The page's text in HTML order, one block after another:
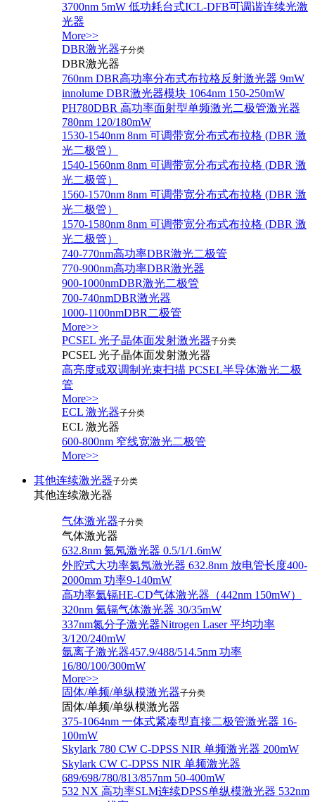
3700nm 5mW 低功耗台式ICL-DFB可调谐连续光激
光器
More>>
DBR激光器子分类
DBR激光器
760nm DBR高功率分布式布拉格反射激光器 9mW
innolume DBR激光器模块 1064nm 150-250mW
PH780DBR 高功率面射型单频激光二极管激光器
780nm 120/180mW
1530-1540nm 8nm 可调带宽分布式布拉格 (DBR 激
光二极管）
1540-1560nm 8nm 可调带宽分布式布拉格 (DBR 激
光二极管）
1560-1570nm 8nm 可调带宽分布式布拉格 (DBR 激
光二极管）
1570-1580nm 8nm 可调带宽分布式布拉格 (DBR 激
光二极管）
740-770nm高功率DBR激光二极管
770-900nm高功率DBR激光器
900-1000nmDBR激光二极管
700-740nmDBR激光器
1000-1100nmDBR二极管
More>>
PCSEL 光子晶体面发射激光器子分类
PCSEL 光子晶体面发射激光器
高亮度或双调制光束扫描 PCSEL半导体激光二极
管
More>>
ECL 激光器子分类
ECL 激光器
600-800nm 窄线宽激光二极管
More>>
其他连续激光器子分类
其他连续激光器
气体激光器子分类
气体激光器
632.8nm 氦氖激光器 0.5/1/1.6mW
外腔式大功率氦氖激光器 632.8nm 放电管长度400-
2000mm 功率9-140mW
高功率氦镉HE-CD气体激光器（442nm 150mW）
320nm 氦镉气体激光器 30/35mW
337nm氮分子激光器Nitrogen Laser 平均功率
3/120/240mW
氩离子激光器457.9/488/514.5nm 功率
16/80/100/300mW
More>>
固体/单频/单纵模激光器子分类
固体/单频/单纵模激光器
375-1064nm 一体式紧凑型直接二极管激光器 16-
100mW
Skylark 780 CW C-DPSS NIR 单频激光器 200mW
Skylark CW C-DPSS NIR 单频激光器
689/698/780/813/857nm 50-400mW
532 NX 高功率SLM连续DPSS单纵模激光器 532nm